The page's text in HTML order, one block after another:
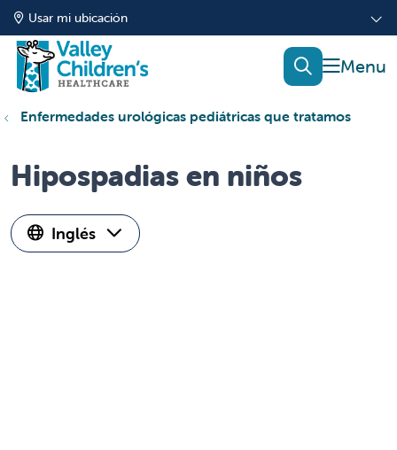
Usar mi ubicación
mostrar
buscar
Enfermedades urológicas pediátricas que tratamos
Hipospadias en niños
Inglés